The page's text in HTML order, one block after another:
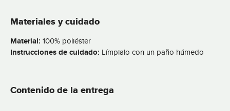
Materiales y cuidado
Material: 100% poliéster
Instrucciones de cuidado: Límpialo con un paño húmedo
Contenido de la entrega